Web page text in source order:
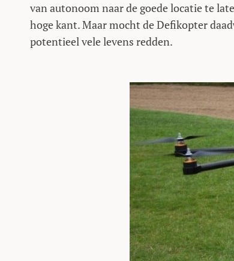
van autonoom naar de goede locatie te
hoge kant. Maar mocht de Defikopter
potentieel vele levens redden.